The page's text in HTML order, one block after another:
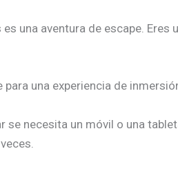
es una aventura de escape.
para una experiencia de
se necesita un móvil o una